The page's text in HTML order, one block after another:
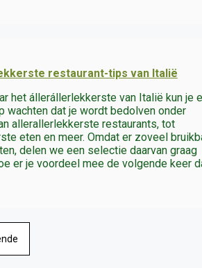
restaurant-tips van Italië
het állerállerlekkerste van Italië kun je
wachten dat je wordt bedolven onder
allerallerlekkerste restaurants, tot
eten en meer. Omdat er zoveel
delen we een selectie daarvan graag
er je voordeel mee de volgende keer